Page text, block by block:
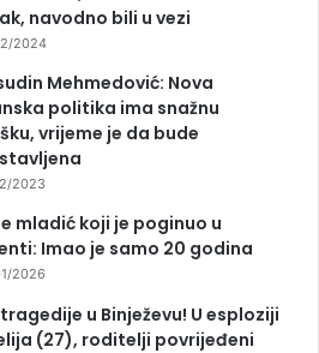
navodno bili u vezi
2024
Mehmedović: Nova
politika ima snažnu
vrijeme je da bude
2023
mladić koji je poginuo u
Imao je samo 20 godina
2026
u Binježevu! U esploziji
(27), roditelji povrijeđeni